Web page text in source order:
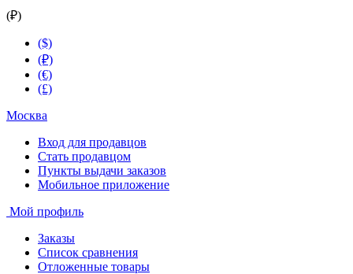
(₽)
($)
(₽)
(€)
(£)
Москва
Вход для продавцов
Стать продавцом
Пункты выдачи заказов
Мобильное приложение
Мой профиль
Заказы
Список сравнения
Отложенные товары